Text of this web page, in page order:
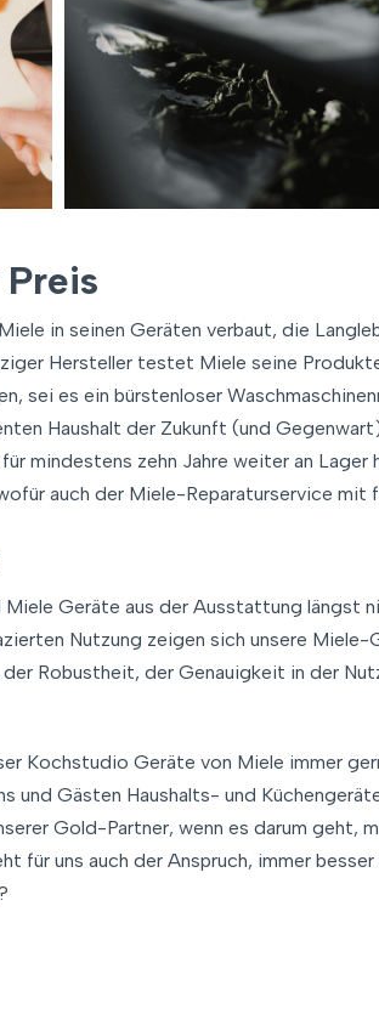
in seinen Geräten verbaut, die
Hersteller testet Miele seine
sei es ein bürstenloser
Haushalt der Zukunft (und
mindestens zehn Jahre weiter an
auch der Miele-Reparaturservice
Geräte aus der Ausstattung längst
Nutzung zeigen sich unsere
Robustheit, der Genauigkeit in der
Kochstudio Geräte von Miele immer
und Gästen Haushalts- und
Gold-Partner, wenn es darum geht,
für uns auch der Anspruch, immer